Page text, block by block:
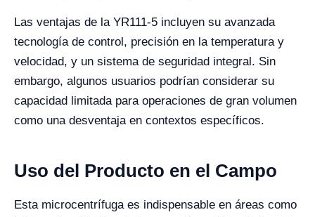
Las ventajas de la YR111-5 incluyen su avanzada
tecnología de control, precisión en la temperatura y
velocidad, y un sistema de seguridad integral. Sin
embargo, algunos usuarios podrían considerar su
capacidad limitada para operaciones de gran volumen
como una desventaja en contextos específicos.
Uso del Producto en el Campo
Esta microcentrífuga es indispensable en áreas como